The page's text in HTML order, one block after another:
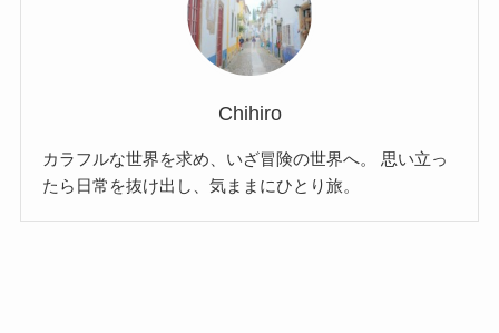
Chihiro
カラフルな世界を求め、いざ冒険の世界へ。 思い立っ
たら日常を抜け出し、気ままにひとり旅。